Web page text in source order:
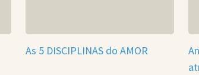
As 5 DISCIPLINAS do AMOR